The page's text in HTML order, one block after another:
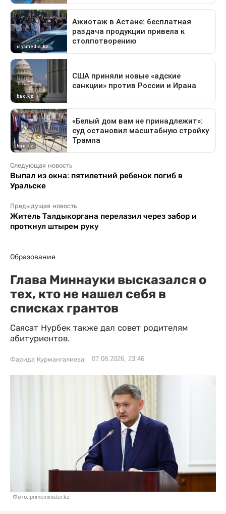
Следующая новость
Выпал из окна: пятилетний ребенок погиб в
Уральске
Предыдущая новость
Житель Талдыкоргана перелазил через забор и
проткнул штырем руку
Образование
Глава Миннауки высказался о
тех, кто не нашел себя в
списках грантов
Саясат Нурбек также дал совет родителям
абитуриентов.
Фарида Курмангалиева 07.08.2026, 23:46
Фото: primeminister.kz